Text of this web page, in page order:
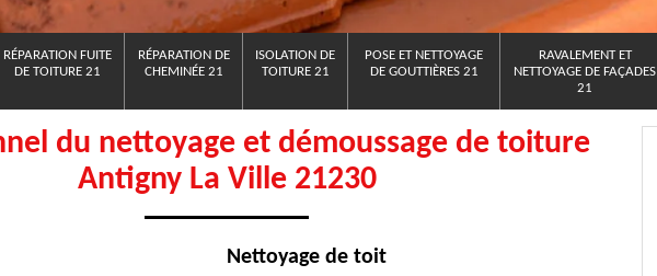
RÉPARATION FUITE
DE TOITURE 21
RÉPARATION DE
CHEMINÉE 21
ISOLATION DE
TOITURE 21
POSE ET NETTOYAGE
DE GOUTTIÈRES 21
RAVALEMENT ET
NETTOYAGE DE FAÇADES
21
du nettoyage et démoussage de toiture
Antigny La Ville 21230
Nettoyage de toit